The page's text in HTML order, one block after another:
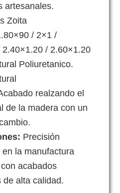
artesanales.
Zoita
/ 2×1 /
2.40×1.20 / 2.60×1.20
Poliuretanico.
realzando el
de la madera con un
Precisión
la manufactura
acabados
de alta calidad.